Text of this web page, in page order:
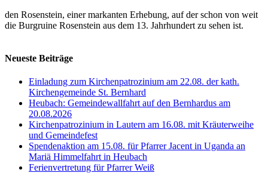
den Rosenstein, einer markanten Erhebung, auf der schon von weit
die Burgruine Rosenstein aus dem 13. Jahrhundert zu sehen ist.
Neueste Beiträge
Einladung zum Kirchenpatrozinium am 22.08. der kath.
Kirchengemeinde St. Bernhard
Heubach: Gemeindewallfahrt auf den Bernhardus am
20.08.2026
Kirchenpatrozinium in Lautern am 16.08. mit Kräuterweihe
und Gemeindefest
Spendenaktion am 15.08. für Pfarrer Jacent in Uganda an
Mariä Himmelfahrt in Heubach
Ferienvertretung für Pfarrer Weiß